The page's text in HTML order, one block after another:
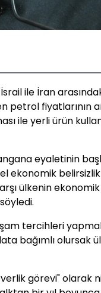
ile İran
petrol fiyatlarının
ile yerli ürün
eyaletinin
ekonomik
ülkenin ekonomik
tercihleri
bağımlı olursak
görevi" olarak